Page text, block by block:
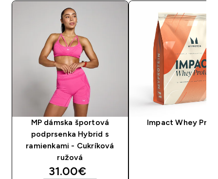
MP dámska športová
podprsenka Hybrid s
ramienkami - Cukríková
ružová
discounted price
31.00€‎
Impact Whey